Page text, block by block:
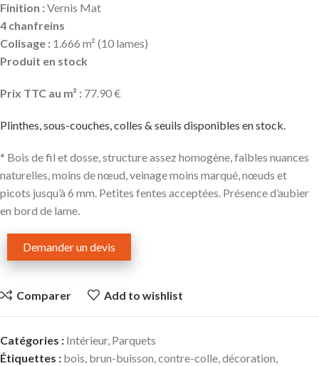
Finition :Vernis Mat
4 chanfreins
Colisage : 1.666 m² (10 lames)
Produit en stock
Prix TTC au m² : 77.90 €
Plinthes, sous-couches, colles & seuils disponibles en stock.
* Bois de fil et dosse, structure assez homogène, faibles nuances
naturelles, moins de nœud, veinage moins marqué, nœuds et
picots jusqu’à 6 mm. Petites fentes acceptées. Présence d’aubier
en bord de lame.
Demander un devis
Comparer Add to wishlist
Catégories : Intérieur, Parquets
Étiquettes : bois, brun-buisson,contre-colle,décoration,